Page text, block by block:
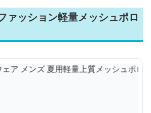
ァッション軽量メッシュポロ